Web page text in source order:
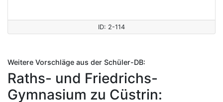
ID: 2-114
Weitere Vorschläge aus der Schüler-DB:
Raths- und Friedrichs-
Gymnasium zu Cüstrin: